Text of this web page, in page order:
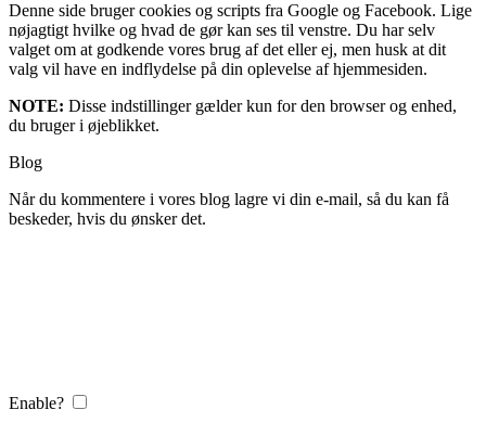
Denne side bruger cookies og scripts fra Google og Facebook. Lige
nøjagtigt hvilke og hvad de gør kan ses til venstre. Du har selv
valget om at godkende vores brug af det eller ej, men husk at dit
valg vil have en indflydelse på din oplevelse af hjemmesiden.
NOTE: Disse indstillinger gælder kun for den browser og enhed,
du bruger i øjeblikket.
Blog
Når du kommentere i vores blog lagre vi din e-mail, så du kan få
beskeder, hvis du ønsker det.
Enable?